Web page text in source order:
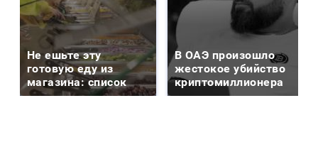
Не ешьте эту
готовую еду из
магазина: список
В ОАЭ произошло
жестокое убийство
криптомиллионера